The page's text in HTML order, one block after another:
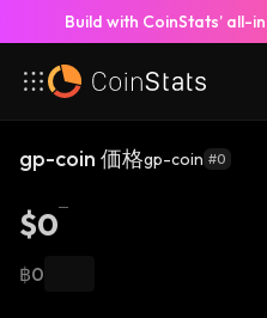
Build with CoinStats’ all-
gp-coin 価格gp-coin #0
$0
฿0